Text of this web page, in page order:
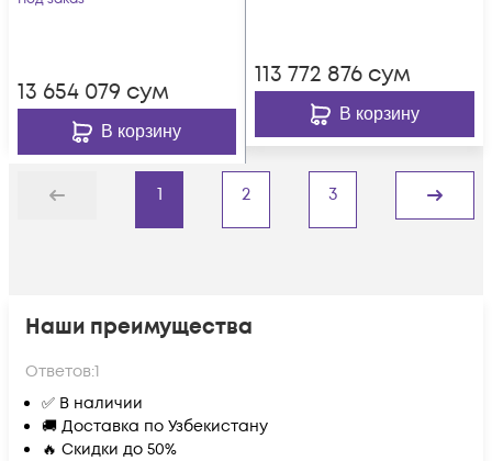
13 654 079 сум
В корзину
113 772 876 сум
В корзину
Назад
1 2 3
Дальше
Наши преимущества
Ответов:1
✅ В наличии
🚚 Доставка по Узбекистану
🔥 Скидки до 50%